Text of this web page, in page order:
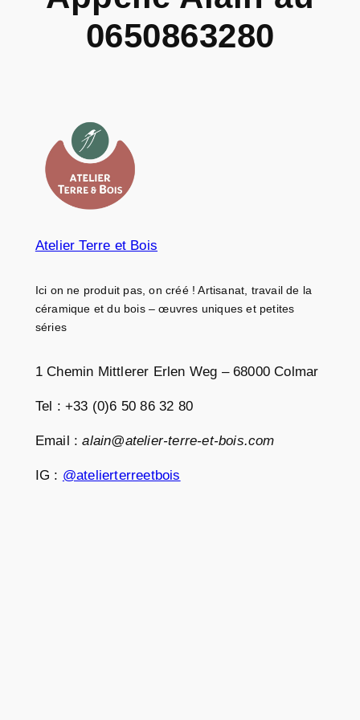
0650863280
Atelier Terre et Bois
Ici on ne produit pas, on créé ! Artisanat, travail de la
céramique et du bois – œuvres uniques et petites
séries
1 Chemin Mittlerer Erlen Weg – 68000 Colmar
Tel : +33 (0)6 50 86 32 80
Email :alain@atelier-terre-et-bois.com
IG : @atelierterreetbois